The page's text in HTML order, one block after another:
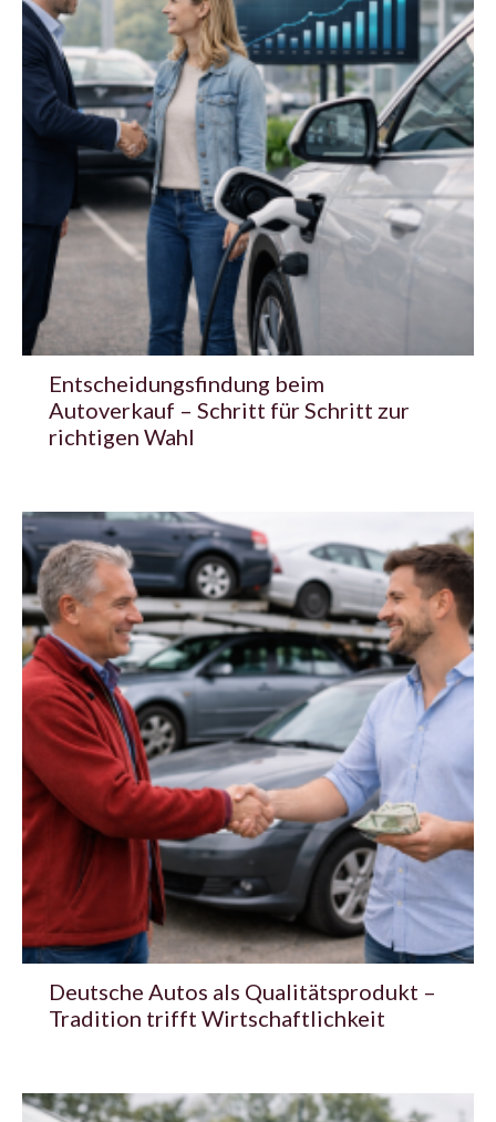
Entscheidungsfindung beim
Autoverkauf – Schritt für Schritt zur
richtigen Wahl
Deutsche Autos als Qualitätsprodukt –
Tradition trifft Wirtschaftlichkeit